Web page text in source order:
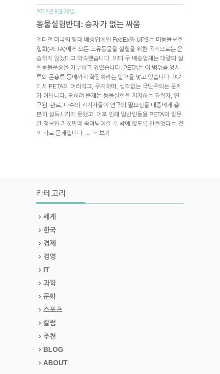
2012년 9월 29일.
동물실험반대: 승자가 없는 싸움
얼마전 미국의 양대 배송업체인 FedEx와 UPS는 미동물보호
협회(PETA)에게 모든 포유동물을 실험을 위한 목적으로는 운
송하지 않겠다고 약속했습니다. 이미 두 배송업체는 대량의 실
험동물운송을 거부하고 있었습니다. PETA는 이 범위를 양서
류와 곤충류 등에까지 확장하라는 압력을 넣고 있습니다. 여기
에서 PETA의 어리석고, 무지하며, 생각없는 극단주의는 문제
가 아닙니다. 오히려 문제는 동물실험을 지지하는 과학자, 연
구원, 관료, 다수의 지지자들이 연구의 필요성을 대중에게 충
분히 설득시키지 못했고, 이로 인해 일반인들을 PETA의 잘못
된 정보와 거짓말에 속아넘어갈 수 밖에 없도록 만들었다는 것
이 바로 문제입니다.
→ 더 보기
카테고리
세계
한국
경제
경영
IT
과학
문화
스포츠
칼럼
추천
BLOG
ABOUT